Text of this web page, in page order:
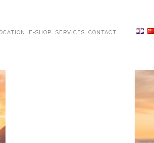
E-SHOP SERVICES CONTACT